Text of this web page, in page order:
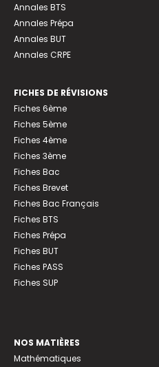
Annales BTS
Annales Prépa
Annales BUT
Annales CRPE
FICHES DE RÉVISIONS
Fiches 6ème
Fiches 5ème
Fiches 4ème
Fiches 3ème
Fiches Bac
Fiches Brevet
Fiches Bac Français
Fiches BTS
Fiches Prépa
Fiches BUT
Fiches PASS
Fiches SUP
NOS MATIÈRES
Mathématiques